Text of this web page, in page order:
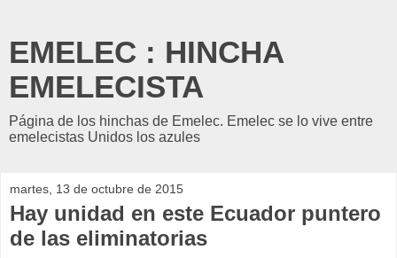
EMELEC : HINCHA
EMELECISTA
Página de los hinchas de Emelec. Emelec se lo vive entre
emelecistas Unidos los azules
martes, 13 de octubre de 2015
Hay unidad en este Ecuador puntero
de las eliminatorias